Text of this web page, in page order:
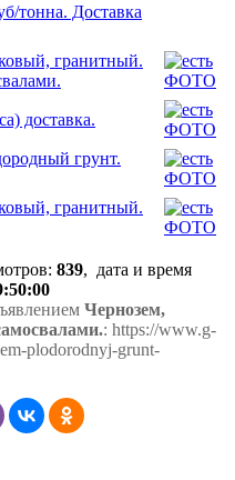
тонна. Доставка
гранитный.
доставка.
грунт.
гранитный.
: 839, дата и время
Чернозем,
: https://www.g-
plodorodnyj-grunt-